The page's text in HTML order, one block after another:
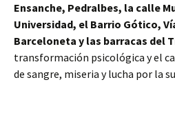
Ensanche, Pedralbes, la calle
Universidad, el Barrio Gótico,
Barceloneta y las barracas del
transformación psicológica y el
de sangre, miseria y lucha por la